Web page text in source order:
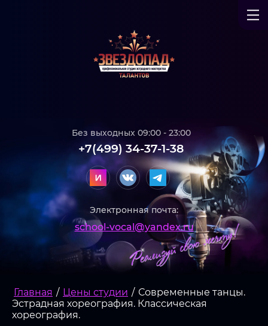
Без выходных 09:00 - 23:00
+7(499) 34-37-1-38
Электронная почта:
school-vocal@yandex.ru
Главная / Цены студии / Современные танцы.
Эстрадная хореография. Классическая
хореография.